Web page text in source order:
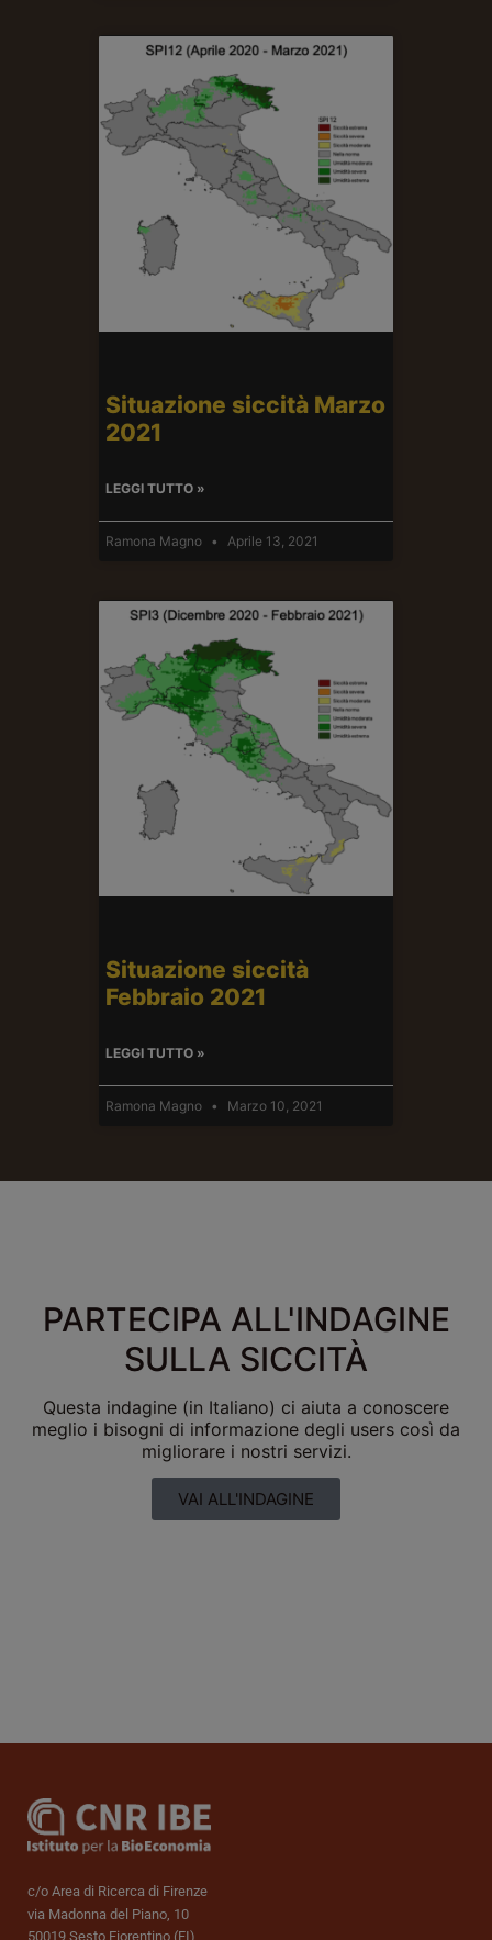
Situazione siccità Marzo
2021
LEGGI TUTTO »
Ramona Magno Aprile 13, 2021
Situazione siccità
Febbraio 2021
LEGGI TUTTO »
Ramona Magno Marzo 10, 2021
PARTECIPA ALL'INDAGINE
SULLA SICCITÀ
Questa indagine (in Italiano) ci aiuta a conoscere
meglio i bisogni di informazione degli users così da
migliorare i nostri servizi.
VAI ALL'INDAGINE
c/o Area di Ricerca di Firenze
via Madonna del Piano, 10
50019 Sesto Fiorentino (FI)